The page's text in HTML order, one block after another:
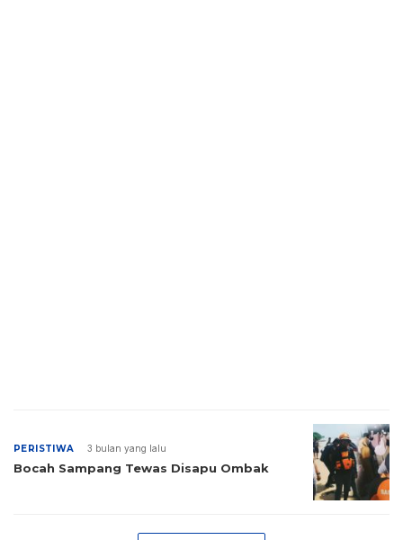
PERISTIWA 3 bulan yang lalu
Bocah Sampang Tewas Disapu Ombak